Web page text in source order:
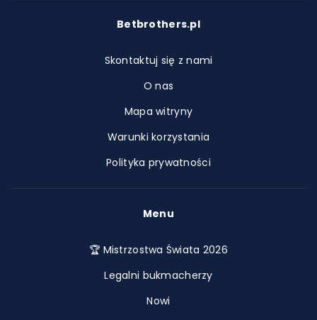
Betbrothers.pl
Skontaktuj się z nami
O nas
Mapa witryny
Warunki korzystania
Polityka prywatności
Menu
🏆 Mistrzostwa Świata 2026
Legalni bukmacherzy
Nowi